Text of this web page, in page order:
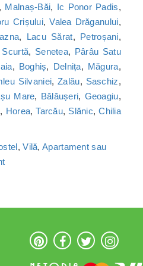
Malnaș-Băi, Ic Ponor Padis,
Crișului,Valea Drăganului,
, Lacu Sărat, Petroșani,
, Senetea, Pârâu Satu
, Boghiș, Delnița, Măgura,
Silvaniei,Zalău, Saschiz,
Mare, Bălăușeri, Geoagiu,
, Horea,Tarcău, Slănic,Chilia
,Vilă,Apartament sau